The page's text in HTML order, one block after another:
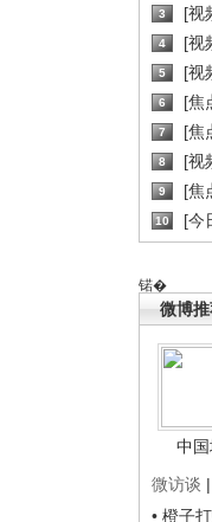
3 [视
4 [视
5 [视
6 [焦
7 [焦
8 [视
9 [焦
10 [今
锘�
微博
中
微访谈 |
• 橙子